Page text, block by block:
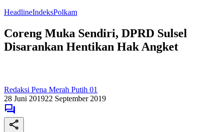
HeadlineIndeksPolkam
Coreng Muka Sendiri, DPRD Sulsel
Disarankan Hentikan Hak Angket
Redaksi Pena Merah Putih 01
28 Juni 201922 September 2019